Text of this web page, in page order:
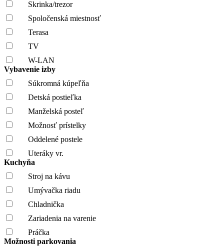
Skrinka/trezor
Spoločenská miestnosť
Terasa
TV
W-LAN
Vybavenie izby
Súkromná kúpeľňa
Detská postieľka
Manželská posteľ
Možnosť prístelky
Oddelené postele
Uteráky vr.
Kuchyňa
Stroj na kávu
Umývačka riadu
Chladnička
Zariadenia na varenie
Práčka
Možnosti parkovania